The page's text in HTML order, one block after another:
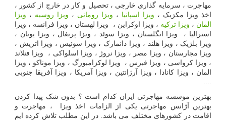
مهاجرت ، سرمایه گذاری خارجی ، تحصیل و کار در خارج از کشور ،
اخذ ویزا مکزیک ، ویزا اسپانیا ، ویزا رومانی ، ویزا روسیه ، ویزا
المان ، ویزا ترکیه ، ویزا اوکراین ، ویزا لهستان ، ویزا فرانسه ، ویزا
استرالیا ، ویزا انگلستان ، ویزا سوئد ، ویزا پرتغال ، ویزا یونان ،
ویزا بلژیک ، ویزا هلند ، ویزا دانمارک ، ویزا سوئیس ، ویزا اتریش ،
ویزا مجارستان ، ویزا مصر ، ویزا نروژ ، ویزا اسلواکی ، ویزا فنلاند
، ویزا کرواسی ، ویزا قبرس ، ویزا لوکزامبورگ ، ویزا موناکو ، ویزا
المان ، ویزا کانادا ، ویزا آرژانتین ، ویزا آمریکا ، ویزا آفریقا جنوبی
بهترین موسسه مهاجرتی ایران کدام است ؟ بدون شک پیدا کردن
بهترین آژانس مهاجرتی یکی از الزامات اخذ ویزا ، مهاجرت و
اقامت در کشورهای مختلف می باشد. در این مطلب تلاش کرده ایم